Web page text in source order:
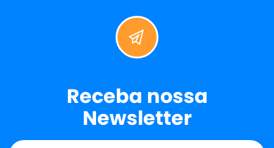
Receba nossa
Newsletter